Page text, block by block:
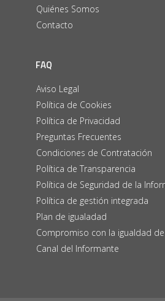
Quiénes Somos
Contacto
FAQ
Aviso Legal
Política de Cookies
Política de Privacidad
Preguntas Frecuentes
Condiciones de Contratación
Política de Transparencia
Política de Seguridad de la
Política de gestión integrada
Plan de igualadad
Compromiso con la igualdad
Canal del Informante